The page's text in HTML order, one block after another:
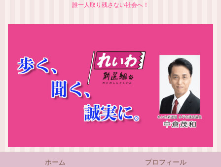
誰一人取り残さない社会へ！
ホーム プロフィール